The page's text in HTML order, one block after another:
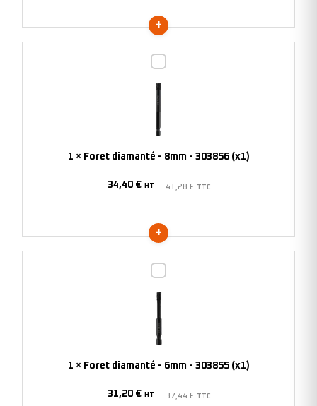
303861
8mm
303856
1 × Foret diamanté - 8mm - 303856 (x1)
34,40 € HT 41,28 €
6mm
303855
1 × Foret diamanté - 6mm - 303855 (x1)
31,20 € HT 37,44 €